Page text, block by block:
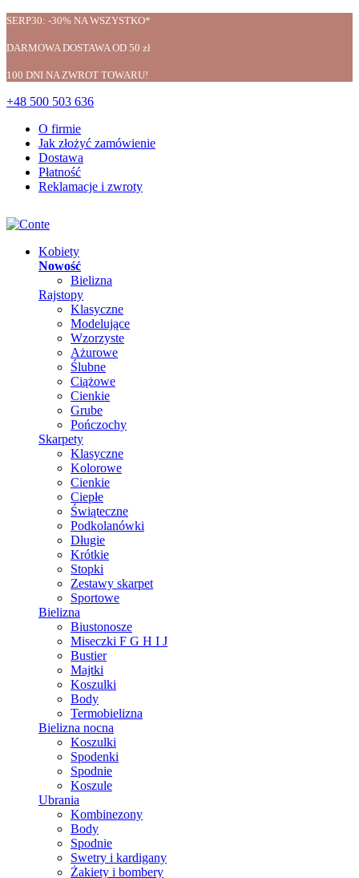
SERP30: -30% NA WSZYSTKO*
DARMOWA DOSTAWA OD 50 zł
100 DNI NA ZWROT TOWARU!
+48 500 503 636
O firmie
Jak złożyć zamówienie
Dostawa
Płatność
Reklamacje i zwroty
Kobiety
Nowość
Bielizna
Rajstopy
Klasyczne
Modelujące
Wzorzyste
Ażurowe
Ślubne
Ciążowe
Cienkie
Grube
Pończochy
Skarpety
Klasyczne
Kolorowe
Cienkie
Ciepłe
Świąteczne
Podkolanówki
Długie
Krótkie
Stopki
Zestawy skarpet
Sportowe
Bielizna
Biustonosze
Miseczki F G H I J
Bustier
Majtki
Koszulki
Body
Termobielizna
Bielizna nocna
Koszulki
Spodenki
Spodnie
Koszule
Ubrania
Kombinezony
Body
Spodnie
Swetry i kardigany
Żakiety i bombery